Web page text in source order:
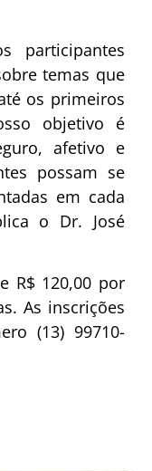
participantes
temas que
os primeiros
objetivo é
afetivo e
possam se
em cada
o Dr. José
R$ 120,00 por
As inscrições
(13) 99710-